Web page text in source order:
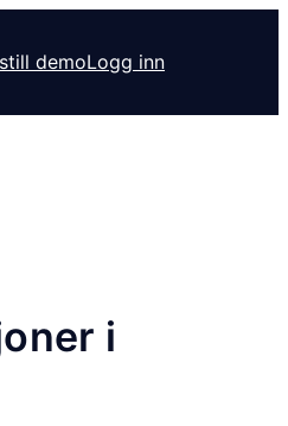
demoLogg inn
i